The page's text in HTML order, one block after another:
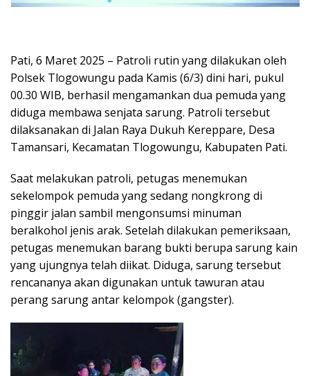
Pati, 6 Maret 2025 – Patroli rutin yang dilakukan oleh
Polsek Tlogowungu pada Kamis (6/3) dini hari, pukul
00.30 WIB, berhasil mengamankan dua pemuda yang
diduga membawa senjata sarung. Patroli tersebut
dilaksanakan di Jalan Raya Dukuh Kereppare, Desa
Tamansari, Kecamatan Tlogowungu, Kabupaten Pati.
Saat melakukan patroli, petugas menemukan
sekelompok pemuda yang sedang nongkrong di
pinggir jalan sambil mengonsumsi minuman
beralkohol jenis arak. Setelah dilakukan pemeriksaan,
petugas menemukan barang bukti berupa sarung kain
yang ujungnya telah diikat. Diduga, sarung tersebut
rencananya akan digunakan untuk tawuran atau
perang sarung antar kelompok (gangster).